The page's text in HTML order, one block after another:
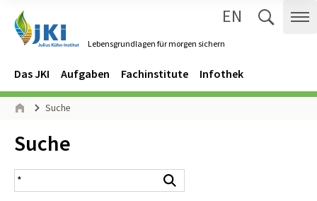
Lebensgrundlagen für morgen sichern
EN
Navigation
Hauptmenü
Das JKI Aufgaben Fachinstitute Infothek
Seitenpfad
Suche
Inhalt:
Suche
Suchergebnis